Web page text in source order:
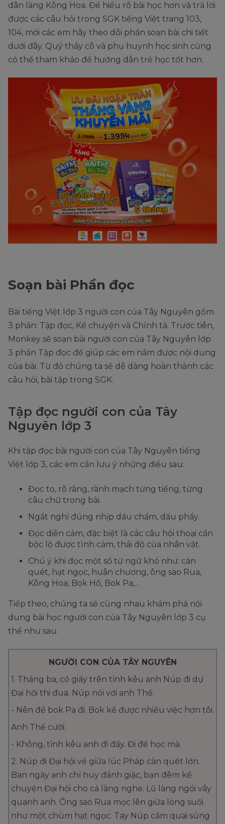
dân làng Kông Hoa. Để hiểu rõ bài học hơn và trả lời
được các câu hỏi trong SGK tiếng Việt trang 103,
104, mời các em hãy theo dõi phần soạn bài chi tiết
dưới đây. Quý thầy cô và phụ huynh học sinh cũng
có thể tham khảo để hướng dẫn trẻ học tốt hơn.
Soạn bài Phần đọc
Bài tiếng Việt lớp 3 người con của Tây Nguyên gồm
3 phần: Tập đọc, Kể chuyện và Chính tả. Trước tiên,
Monkey sẽ soạn bài người con của Tây Nguyên lớp
3 phần Tập đọc để giúp các em nắm được nội dung
của bài. Từ đó chúng ta sẽ dễ dàng hoàn thành các
câu hỏi, bài tập trong SGK.
Tập đọc người con của Tây
Nguyên lớp 3
Khi tập đọc bài người con của Tây Nguyên tiếng
Việt lớp 3, các em cần lưu ý những điều sau:
Đọc to, rõ ràng, rành mạch từng tiếng, từng
câu chữ trong bài.
Ngắt nghỉ đúng nhịp dấu chấm, dấu phẩy.
Đọc diễn cảm, đặc biệt là các câu hội thoại cần
bộc lộ được tình cảm, thái độ của nhân vật.
Chú ý khi đọc một số từ ngữ khó như: càn
quét, hạt ngọc, huân chương, ông sao Rua,
Kông Hoa, Bok Hồ, Bok Pa,...
Tiếp theo, chúng ta sẽ cùng nhau khám phá nội
dung bài học người con của Tây Nguyên lớp 3 cụ
thể như sau:
NGƯỜI CON CỦA TÂY NGUYÊN
1. Tháng ba, có giấy trên tỉnh kêu anh Núp đi dự
Đại hội thi đua. Núp nói với anh Thế:
- Nên để bok Pa đi. Bok kể được nhiều việc hơn tôi.
Anh Thế cười:
- Không, tỉnh kêu anh đi đấy. Đi để học mà.
2. Núp đi Đại hội về giữa lúc Pháp càn quét lớn.
Ban ngày anh chỉ huy đánh giặc, bạn đêm kể
chuyện Đại hội cho cả làng nghe. Lũ làng ngồi vây
quanh anh. Ông sao Rua mọc lên giữa lòng suối
như một chùm hạt ngọc. Tay Núp cầm quai súng